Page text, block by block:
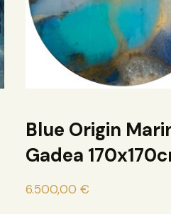
Blue Origin
Gadea
6.500,00 €